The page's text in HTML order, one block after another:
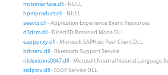
mctsinterface.dll- NULL
hpmproduct.dll- NULL
aeevts.dll- Application Experience Event Resources
d3drm.dll- Direct3D Retained Mode DLL
eappprxy.dll- Microsoft EAPHost Peer Client DLL
bthserv.dll- Bluetooth Support Service
nlslexicons0047.dll- Microsoft Neutral Natural Language
ssdpsrv.dll- SSDP Service DLL